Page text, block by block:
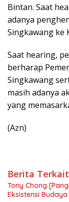
Bintan. Saat
adanya
Singkawang ke
Saat hearing,
berharap
Singkawang
masih adanya
yang
(Azn)
Berita Terkait
Tony Chong
Eksistensi